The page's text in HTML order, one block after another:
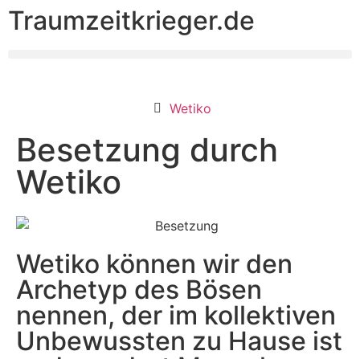
Traumzeitkrieger.de
Wetiko
Besetzung durch
Wetiko
Wetiko können wir den
Archetyp des Bösen
nennen, der im kollektiven
Unbewussten zu Hause ist